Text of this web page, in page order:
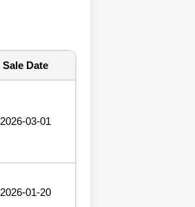
Sale Date
2026-03-01
2026-01-20